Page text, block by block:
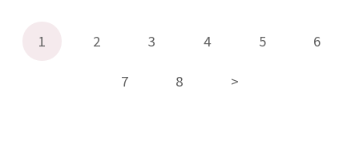
1 2 3 4 5 6
7 8